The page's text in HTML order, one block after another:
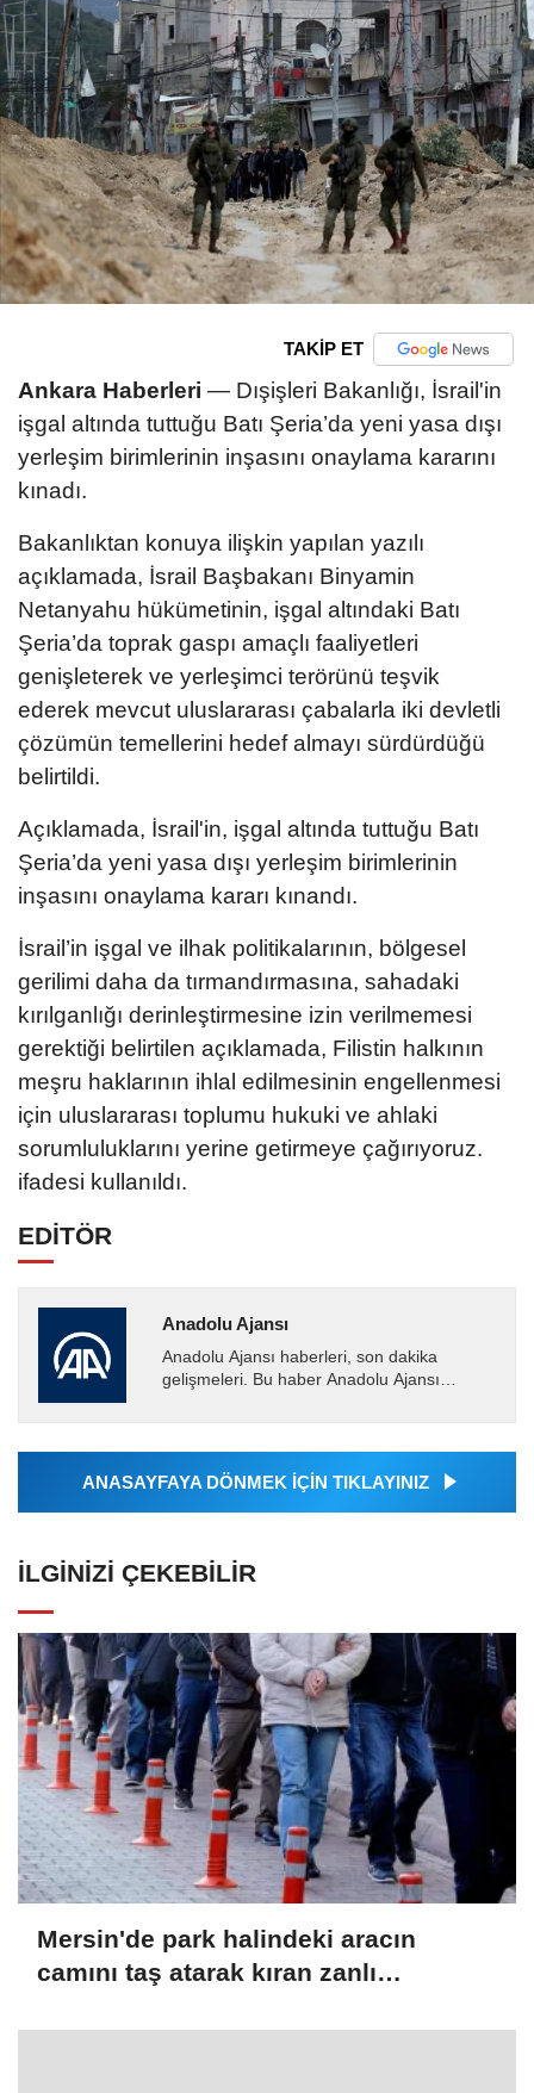
TAKİP ET
Ankara Haberleri — Dışişleri Bakanlığı, İsrail'in
işgal altında tuttuğu Batı Şeria’da yeni yasa dışı
yerleşim birimlerinin inşasını onaylama kararını
kınadı.
Bakanlıktan konuya ilişkin yapılan yazılı
açıklamada, İsrail Başbakanı Binyamin
Netanyahu hükümetinin, işgal altındaki Batı
Şeria’da toprak gaspı amaçlı faaliyetleri
genişleterek ve yerleşimci terörünü teşvik
ederek mevcut uluslararası çabalarla iki devletli
çözümün temellerini hedef almayı sürdürdüğü
belirtildi.
Açıklamada, İsrail'in, işgal altında tuttuğu Batı
Şeria’da yeni yasa dışı yerleşim birimlerinin
inşasını onaylama kararı kınandı.
İsrail’in işgal ve ilhak politikalarının, bölgesel
gerilimi daha da tırmandırmasına, sahadaki
kırılganlığı derinleştirmesine izin verilmemesi
gerektiği belirtilen açıklamada, Filistin halkının
meşru haklarının ihlal edilmesinin engellenmesi
için uluslararası toplumu hukuki ve ahlaki
sorumluluklarını yerine getirmeye çağırıyoruz.
ifadesi kullanıldı.
EDİTÖR
Anadolu Ajansı
Anadolu Ajansı haberleri, son dakika
gelişmeleri. Bu haber Anadolu Ajansı
tarafından geçilen tüm...
ANASAYFAYA DÖNMEK İÇİN TIKLAYINIZ
İLGINIZI ÇEKEBILIR
Mersin'de park halindeki aracın
camını taş atarak kıran zanlı